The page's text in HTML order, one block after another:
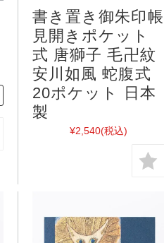
書き置き御朱印帳
見開きポケット
式 唐獅子 毛卍紋
安川如風 蛇腹式
20ポケット 日本
製
¥2,540(税込)